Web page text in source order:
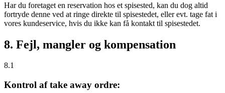
Har du foretaget en reservation hos et spisested, kan du dog altid
fortryde denne ved at ringe direkte til spisestedet, eller evt. tage fat i
vores kundeservice, hvis du ikke kan få kontakt til spisestedet.
8. Fejl, mangler og kompensation
8.1
Kontrol af take away ordre: